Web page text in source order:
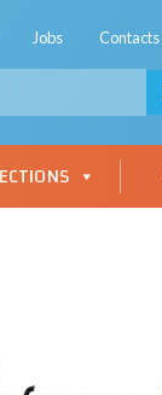
Jobs Contacts